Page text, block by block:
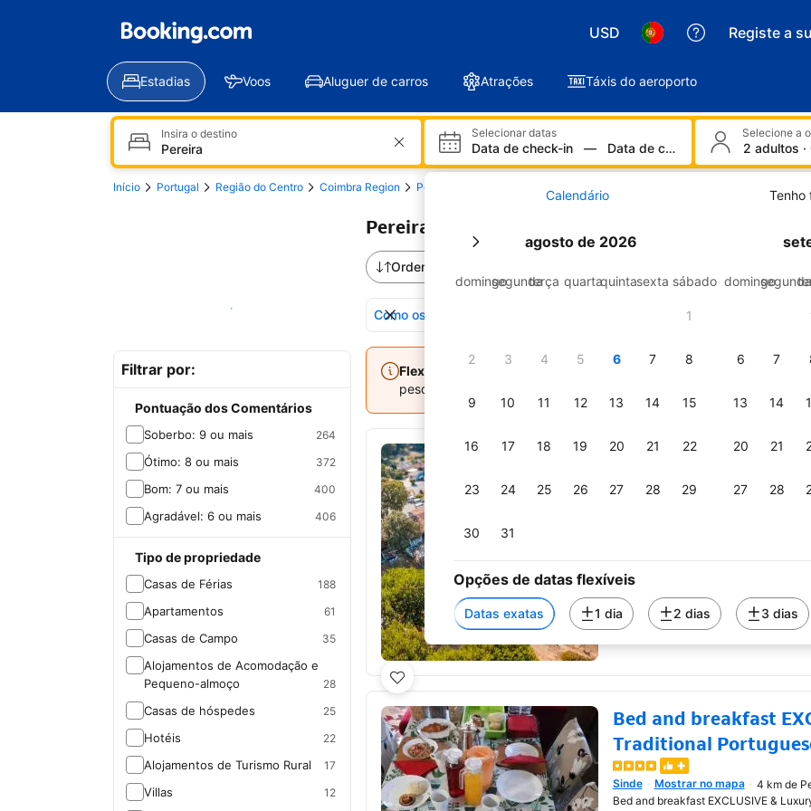
USD Registe a
Estadias Voos Aluguer de carros Atrações Táxis do aeroporto
Insira o destino Selecionar datas
Data de check-in — Data de check-out
Calendário Tenho
agosto de 2026
domingosegundaterça quartaquintasexta sábado
1
2 3 4 5 6 7 8
9 10 11 12 13 14 15
16 17 18 19 20 21 22
23 24 25 26 27 28 29
30 31
domingo
6 7
13 14
20 21
27 28
Opções de datas flexíveis
Datas exatas 1 dia 2 dias 3 dias
Selecione a
2 adultos ·
Início Portugal Região do Centro Coimbra Region Pereira Resultados da pesquisa
Mostrar no mapa
Filtrar por:
Pontuação dos Comentários
Soberbo: 9 ou mais 264
Ótimo: 8 ou mais 372
Bom: 7 ou mais 400
Agradável: 6 ou mais 406
Tipo de propriedade
Casas de Férias 188
Apartamentos 61
Casas de Campo 35
Alojamentos de Acomodação e
Pequeno-almoço
28
Casas de hóspedes 25
Hotéis 22
Alojamentos de Turismo Rural 17
Villas 12
Pereira: Nenhum alojamento encontrado
Ordenar por:
Como os pagamentos afetam o ranking da sua propriedade
Flexibilidade quanto à localização?
Estas 423 propriedades fora
pesquisa.
Ver os resultados para Pereira
Quinta dos Corgos
Abre numa nova janela
Quinta dos Corgos encontra-se na
Bed and breakfast
Traditional
Abre numa nova janela
Sinde Mostrar no mapa
4 km de
Bed and breakfast EXCLUSIVE &